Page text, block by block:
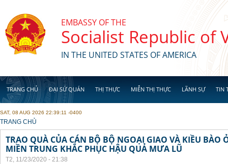
EMBASSY OF THE
Socialist Republic of
IN THE UNITED STATES OF AMERICA
TRANG CHỦ ĐẠI SỨ QUÁN THỊ THỰC MIỄN THỊ THỰC LÃNH SỰ TIN
SAT, 08 AUG 2026 22:39:11 -0400
YOU ARE HERE
TRANG CHỦ
TRAO QUÀ CỦA CÁN BỘ BỘ NGOẠI GIAO VÀ KIỀU BÀO
MIỀN TRUNG KHẮC PHỤC HẬU QUẢ MƯA LŨ
T2, 11/23/2020 - 21:38